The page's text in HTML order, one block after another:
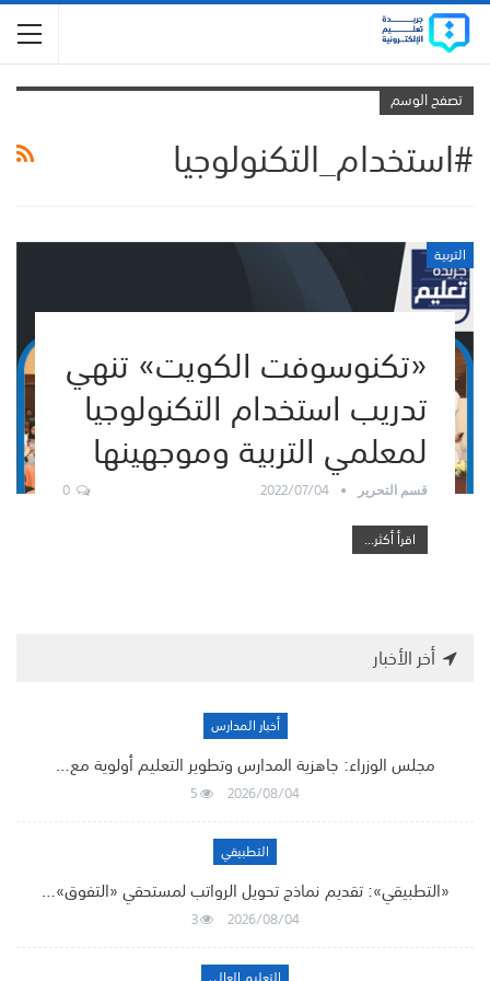
تصفح الوسم
#استخدام_التكنولوجيا
التربية
«تكنوسوفت الكويت» تنهي
تدريب استخدام التكنولوجيا
لمعلمي التربية وموجهينها
قسم التحرير 2022/07/04
0
اقرأ أكثر...
أخر الأخبار
أخبار المدارس
مجلس الوزراء: جاهزية المدارس وتطوير التعليم أولوية مع…
2026/08/04
5
التطبيقي
«التطبيقي»: تقديم نماذج تحويل الرواتب لمستحقي «التفوق»…
2026/08/04
3